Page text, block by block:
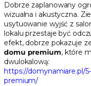
Dobrze zaplanowany
wizualna i akustyczna.
usytuowanie wyjść z
lokalu przestaje być
efekt, dobrze pokazuje
domu premium, które
dwulokalową:
https://domynamiare.pl/
premium/